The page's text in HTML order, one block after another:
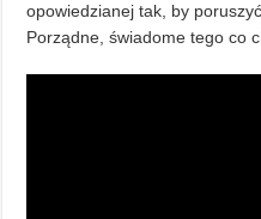
opowiedzianej tak, by
Porządne, świadome tego co